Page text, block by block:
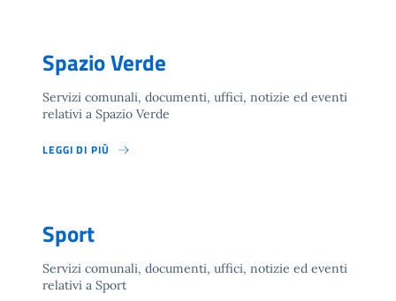
Spazio Verde
Servizi comunali, documenti, uffici, notizie ed eventi
relativi a Spazio Verde
LEGGI DI PIÙ
Sport
Servizi comunali, documenti, uffici, notizie ed eventi
relativi a Sport